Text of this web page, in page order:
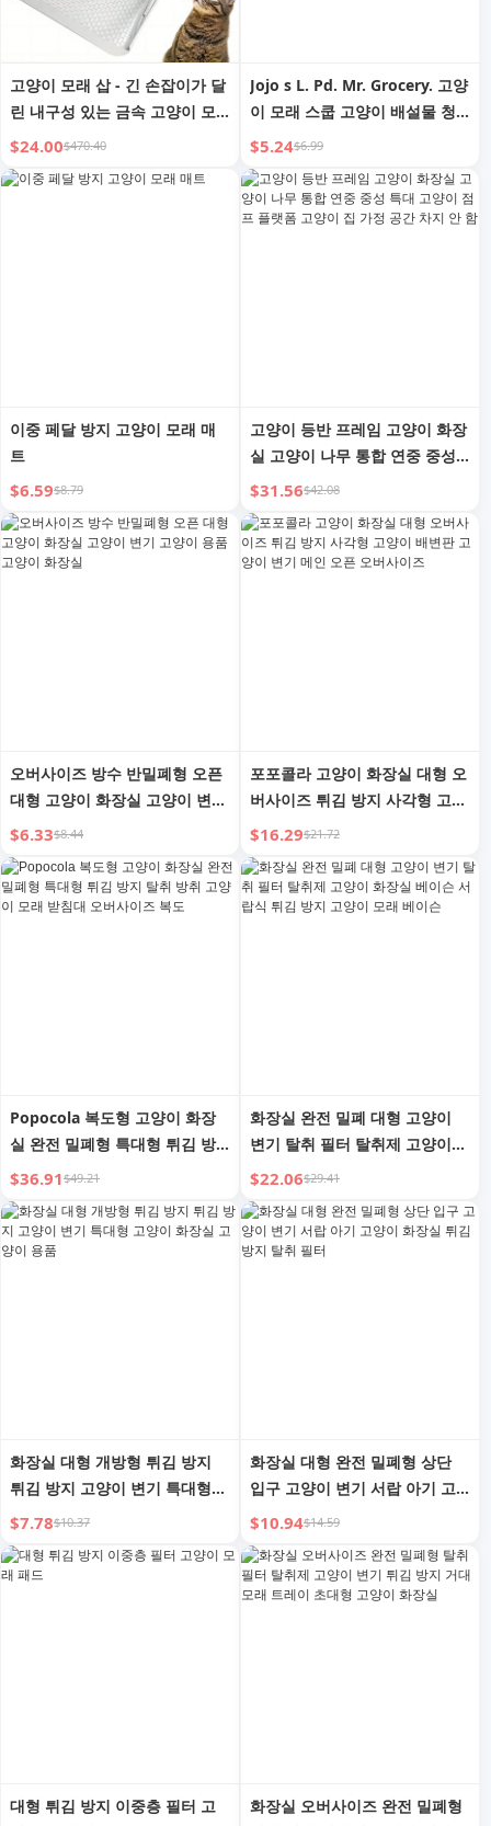
고양이 모래 삽 - 긴 손잡이가 달
린 내구성 있는 금속 고양이 모
래 스쿠퍼, 리터 박스용 헤비 듀
티 푸퍼 스쿠퍼, 스테인리스 스
틸 리터 스쿠퍼
$24.00$470.40
Jojo s L. Pd. Mr. Grocery. 고양
이 모래 스쿱 고양이 배설물 청
소 도구 미세 구멍 긴 손잡이 |
by the Way
$5.24$6.99
이중 페달 방지 고양이 모래 매
트
$6.59$8.79
고양이 등반 프레임 고양이 화장
실 고양이 나무 통합 연중 중성
특대 고양이 점프 플랫폼 고양이
집 가정 공간 차지 안 함
$31.56$42.08
오버사이즈 방수 반밀폐형 오픈
대형 고양이 화장실 고양이 변기
고양이 용품 고양이 화장실
$6.33$8.44
포포콜라 고양이 화장실 대형 오
버사이즈 튀김 방지 사각형 고양
이 배변판 고양이 변기 메인 오
픈 오버사이즈
$16.29$21.72
Popocola 복도형 고양이 화장
실 완전 밀폐형 특대형 튀김 방
지 탈취 방취 고양이 모래 받침
대 오버사이즈 복도
$36.91$49.21
화장실 완전 밀폐 대형 고양이
변기 탈취 필터 탈취제 고양이
화장실 베이슨 서랍식 튀김 방지
고양이 모래 베이슨
$22.06$29.41
화장실 대형 개방형 튀김 방지
튀김 방지 고양이 변기 특대형
고양이 화장실 고양이 용품
$7.78$10.37
화장실 대형 완전 밀폐형 상단
입구 고양이 변기 서랍 아기 고
양이 화장실 튀김 방지 탈취 필
터
$10.94$14.59
대형 튀김 방지 이중층 필터 고
화장실 오버사이즈 완전 밀폐형